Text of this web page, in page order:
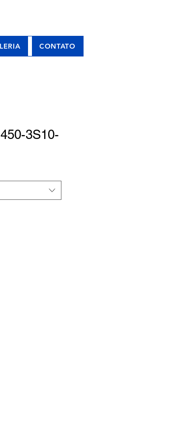
CONTATO
3S10-